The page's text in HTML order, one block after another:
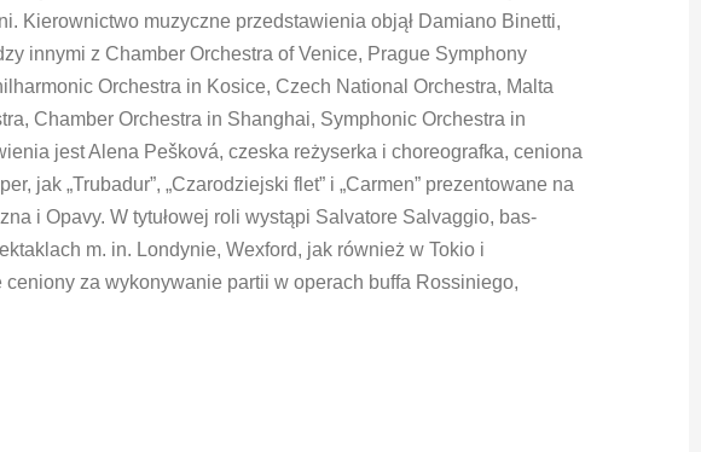
Kierownictwo muzyczne przedstawienia objął Damiano Binetti,
innymi z Chamber Orchestra of Venice, Prague Symphony
Orchestra in Kosice, Czech National Orchestra, Malta
Chamber Orchestra in Shanghai, Symphonic Orchestra in
jest Alena Pešková, czeska reżyserka i choreografka, ceniona
jak „Trubadur”, „Czarodziejski flet” i „Carmen” prezentowane na
i Opavy. W tytułowej roli wystąpi Salvatore Salvaggio, bas-
m. in. Londynie, Wexford, jak również w Tokio i
za wykonywanie partii w operach buffa Rossiniego,